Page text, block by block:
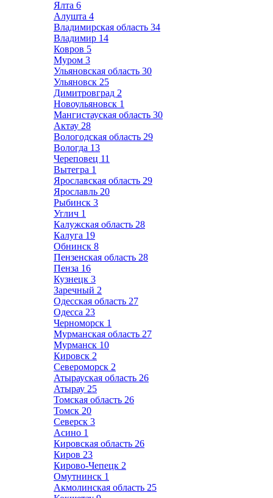
Ялта 6
Алушта 4
Владимирская область 34
Владимир 14
Ковров 5
Муром 3
Ульяновская область 30
Ульяновск 25
Димитровград 2
Новоульяновск 1
Мангистауская область 30
Актау 28
Вологодская область 29
Вологда 13
Череповец 11
Вытегра 1
Ярославская область 29
Ярославль 20
Рыбинск 3
Углич 1
Калужская область 28
Калуга 19
Обнинск 8
Пензенская область 28
Пенза 16
Кузнецк 3
Заречный 2
Одесская область 27
Одесса 23
Черноморск 1
Мурманская область 27
Мурманск 10
Кировск 2
Североморск 2
Атырауская область 26
Атырау 25
Томская область 26
Томск 20
Северск 3
Асино 1
Кировская область 26
Киров 23
Кирово-Чепецк 2
Омутнинск 1
Акмолинская область 25